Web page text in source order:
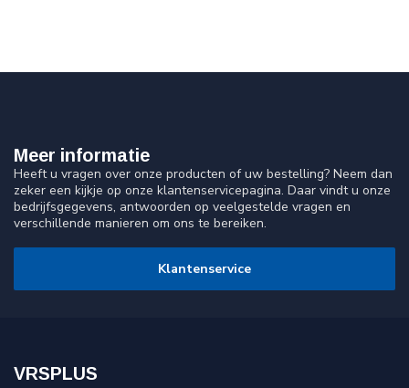
Meer informatie
Heeft u vragen over onze producten of uw bestelling? Neem dan
zeker een kijkje op onze klantenservicepagina. Daar vindt u onze
bedrijfsgegevens, antwoorden op veelgestelde vragen en
verschillende manieren om ons te bereiken.
Klantenservice
VRSPLUS